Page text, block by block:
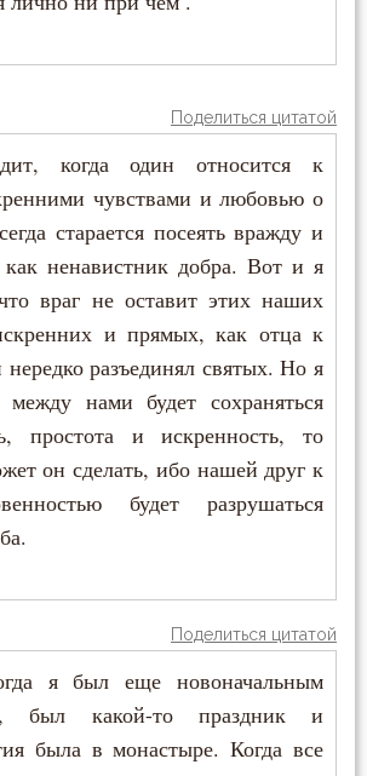
(Наголкин)
(Иванов)
(Путилов)
(Тихонов)
Поделиться цитатой
когда один относится к
чувствами и любовью о
старается посеять вражду и
как ненавистник добра. Вот и я
враг не оставит этих наших
и прямых, как отца к
разъединял святых. Но я
нами будет сохраняться
простота и искренность, то
он сделать, ибо нашей друг к
будет разрушаться
Поделиться цитатой
я был еще новоначальным
был какой-то праздник и
была в монастыре. Когда все